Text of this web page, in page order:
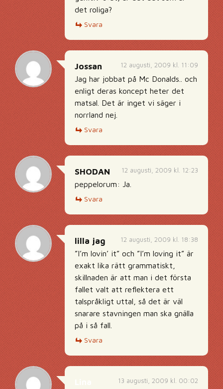
det roliga?
Svara
12 augusti, 2009 kl. 11:09
Jossan
Jag har jobbat på Mc Donalds.. och
enligt deras koncept heter det
matsal. Det är inget vi säger i
norrland nej.
Svara
12 augusti, 2009 kl. 12:23
SHODAN
peppelorum: Ja.
Svara
12 augusti, 2009 kl. 18:38
lilla jag
”I’m lovin’ it” och ”I’m loving it” är
exakt lika rätt grammatiskt,
skillnaden är att man i det första
fallet valt att reflektera ett
talspråkligt uttal, så det är väl
snarare stavningen man ska gnälla
på i så fall.
Svara
13 augusti, 2009 kl. 00:02